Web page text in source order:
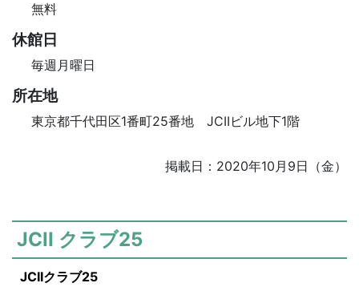
無料
休館日
毎週月曜日
所在地
東京都千代田区1番町25番地 JCIIビル地下1階
掲載日：2020年10月9日（金）
JCII クラブ25
JCIIクラブ25